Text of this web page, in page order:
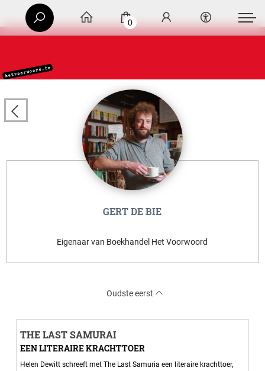
0
GERT DE BIE
Eigenaar van Boekhandel Het Voorwoord
Oudste eerst
THE LAST SAMURAI
EEN LITERAIRE KRACHTTOER
Helen Dewitt schreeft met The Last Samuria een literaire krachttoer,